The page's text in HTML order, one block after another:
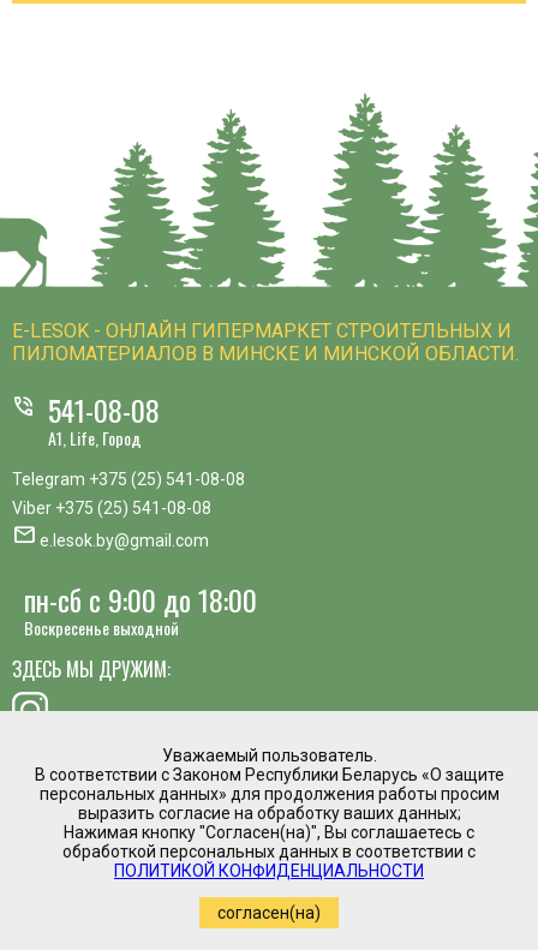
Уважаемый пользователь.
В соответствии с Законом Республики Беларусь «О защите
персональных данных» для продолжения работы просим
выразить согласие на обработку ваших данных;
Нажимая кнопку "Согласен(на)", Вы соглашаетесь с
обработкой персональных данных в соответствии с
ПОЛИТИКОЙ КОНФИДЕНЦИАЛЬНОСТИ
согласен(на)
E-LESOK - ОНЛАЙН ГИПЕРМАРКЕТ СТРОИТЕЛЬНЫХ И
ПИЛОМАТЕРИАЛОВ В МИНСКЕ И МИНСКОЙ ОБЛАСТИ.
phone_in_talk 541-08-08
A1, Life, Город
Telegram +375 (25) 541-08-08
Viber +375 (25) 541-08-08
mail e.lesok.by@gmail.com
пн-сб с 9:00 до 18:00
Воскресенье выходной
ЗДЕСЬ МЫ ДРУЖИМ:
хотите предложить идею, похвалить сотрудника или
пожаловаться?
Написать директору
Интернет магазин временно приостановил